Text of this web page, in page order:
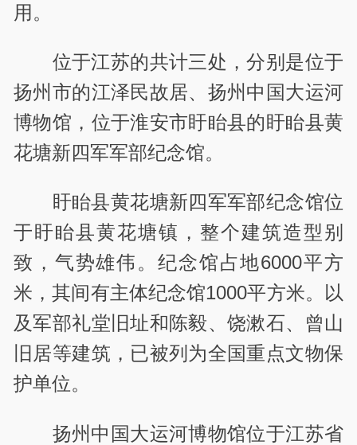
用。
位于江苏的共计三处，分别是位于
扬州市的江泽民故居、扬州中国大运河
博物馆，位于淮安市盱眙县的盱眙县黄
花塘新四军军部纪念馆。
盱眙县黄花塘新四军军部纪念馆位
于盱眙县黄花塘镇，整个建筑造型别
致，气势雄伟。纪念馆占地6000平方
米，其间有主体纪念馆1000平方米。以
及军部礼堂旧址和陈毅、饶漱石、曾山
旧居等建筑，已被列为全国重点文物保
护单位。
扬州中国大运河博物馆位于江苏省